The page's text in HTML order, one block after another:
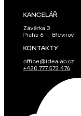
KANCELÁŘ
Závěrka 3
Praha 6 — Břevnov
KONTAKTY
office@idealab.cz
+420 777 572 476